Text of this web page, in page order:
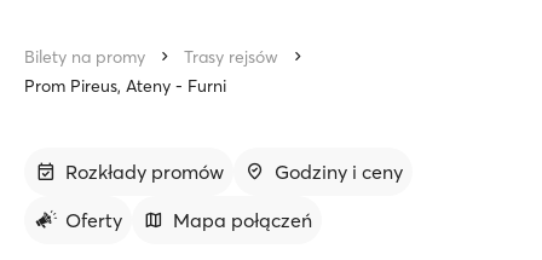
Bilety na promy
Trasy rejsów
Prom Pireus, Ateny - Furni
Rozkłady promów
Godziny i ceny
Oferty
Mapa połączeń